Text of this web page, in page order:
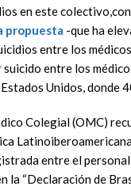
en este
propuesta -que ha
entre los
suicido entre los
Unidos, donde
Colegial (OMC)
entre el
la “Declaración de